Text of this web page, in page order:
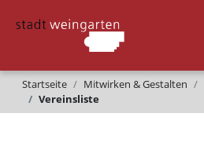
Startseite Mitwirken & Gestalten
Vereinsliste